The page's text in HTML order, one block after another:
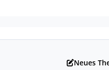
Neues